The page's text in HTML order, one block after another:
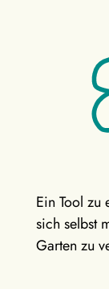
Ein Tool zu
sich selbst
Garten zu